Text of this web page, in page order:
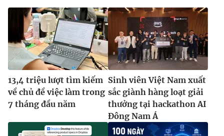
13,4 triệu lượt tìm kiếm
về chủ đề việc làm trong
7 tháng đầu năm
Sinh viên Việt Nam xuất
sắc giành hàng loạt giải
thưởng tại hackathon AI
Đông Nam Á